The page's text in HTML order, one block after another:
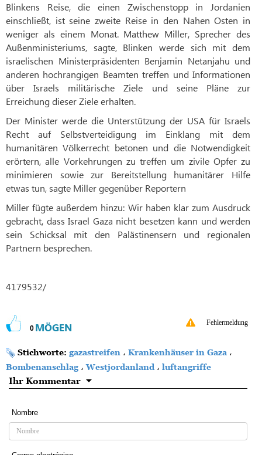
Blinkens Reise, die einen Zwischenstopp in Jordanien
einschließt, ist seine zweite Reise in den Nahen Osten in
weniger als einem Monat. Matthew Miller, Sprecher des
Außenministeriums, sagte, Blinken werde sich mit dem
israelischen Ministerpräsidenten Benjamin Netanjahu und
anderen hochrangigen Beamten treffen und Informationen
über Israels militärische Ziele und seine Pläne zur
Erreichung dieser Ziele erhalten.
Der Minister werde die Unterstützung der USA für Israels
Recht auf Selbstverteidigung im Einklang mit dem
humanitären Völkerrecht betonen und die Notwendigkeit
erörtern, alle Vorkehrungen zu treffen um zivile Opfer zu
minimieren sowie zur Bereitstellung humanitärer Hilfe
etwas tun, sagte Miller gegenüber Reportern
Miller fügte außerdem hinzu: Wir haben klar zum Ausdruck
gebracht, dass Israel Gaza nicht besetzen kann und werden
sein Schicksal mit den Palästinensern und regionalen
Partnern besprechen.
4179532/
0 MÖGEN Fehlermeldung
Stichworte: gazastreifen ، Krankenhäuser in Gaza ،
Bombenanschlag ،Westjordanland ، luftangriffe
Ihr Kommentar
Nombre